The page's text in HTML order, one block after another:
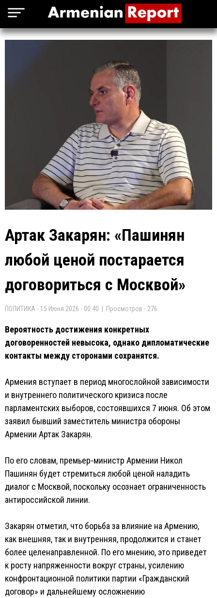
Артак Закарян: «Пашинян
любой ценой постарается
договориться с Москвой»
ПОЛИТИКА - 15 Июня 2026 - 00:40 | Просмотров - 276
Вероятность достижения конкретных
договоренностей невысока, однако дипломатические
контакты между сторонами сохранятся.
Армения вступает в период многослойной зависимости
и внутреннего политического кризиса после
парламентских выборов, состоявшихся 7 июня. Об этом
заявил бывший заместитель министра обороны
Армении Артак Закарян.
По его словам, премьер-министр Армении Никол
Пашинян будет стремиться любой ценой наладить
диалог с Москвой, поскольку осознает ограниченность
антироссийской линии.
Закарян отметил, что борьба за влияние на Армению,
как внешняя, так и внутренняя, продолжится и станет
более целенаправленной. По его мнению, это приведет
к росту напряженности вокруг страны, усилению
конфронтационной политики партии «Гражданский
договор» и дальнейшему осложнению